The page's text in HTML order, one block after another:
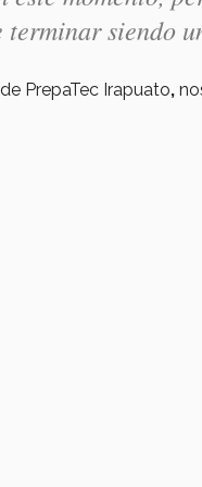
terminar siendo
PrepaTec Irapuato,